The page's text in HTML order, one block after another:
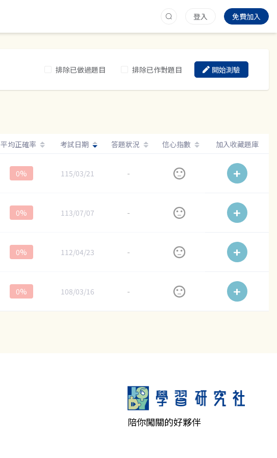
登入 免費加入
排除已做過題目 排除已作對題目 開始測驗
平均正確率 考試日期 答題狀況 信心指數 加入收藏題庫
0% 115/03/21 -
0% 113/07/07 -
0% 112/04/23 -
0% 108/03/16 -
陪你闖關的好夥伴